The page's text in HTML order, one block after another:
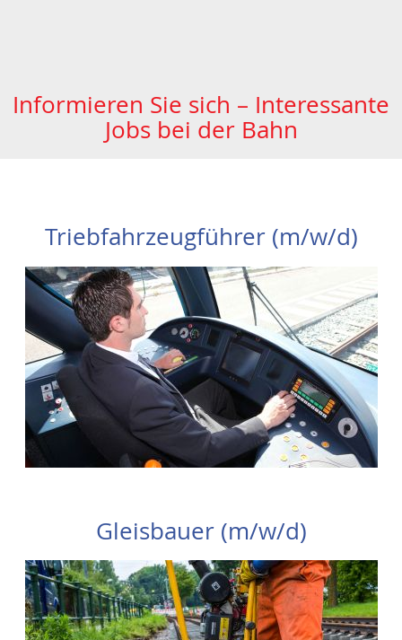
Informieren Sie sich – Interessante
Jobs bei der Bahn
Triebfahrzeugführer (m/w/d)
Gleisbauer (m/w/d)